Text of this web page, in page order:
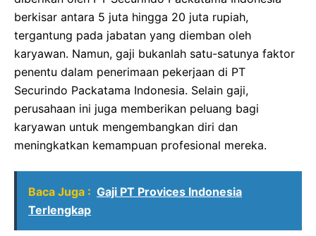
berkisar antara 5 juta hingga 20 juta rupiah,
tergantung pada jabatan yang diemban oleh
karyawan. Namun, gaji bukanlah satu-satunya faktor
penentu dalam penerimaan pekerjaan di PT
Securindo Packatama Indonesia. Selain gaji,
perusahaan ini juga memberikan peluang bagi
karyawan untuk mengembangkan diri dan
meningkatkan kemampuan profesional mereka.
Baca Juga : Gaji PT Provices Indonesia
Terlengkap